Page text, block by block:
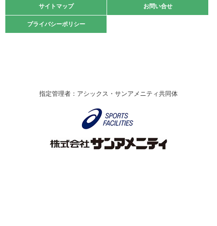
緑ケ丘体育館
2021.10.23
卓球選手権大会ラージボールの部開催☆
伊丹市総合体育大会 バレーボール大会が開催されました
なわとびイベントを開催しました！
サイトマップ お問い合せ
プライバシーポリシー
サイトマップ お問い合せ
プライバシーポリシー
指定管理者：アシックス・サンアメニティ共同体